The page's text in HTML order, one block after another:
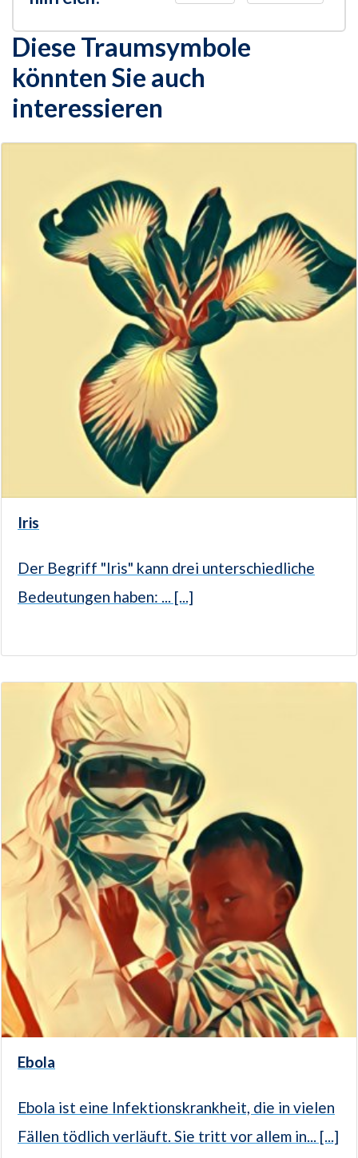
Diese Traumsymbole
könnten Sie auch
interessieren
Iris
Der Begriff "Iris" kann drei unterschiedliche
Bedeutungen haben: ... [...]
Ebola
Ebola ist eine Infektionskrankheit, die in vielen
Fällen tödlich verläuft. Sie tritt vor allem in... [...]